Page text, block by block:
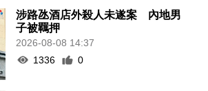
涉路氹酒店外殺人未遂案 內地男
子被羈押
2026-08-08 14:37
1336
0